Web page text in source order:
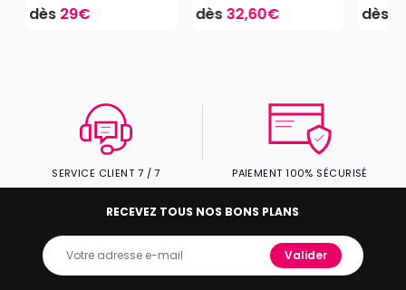
dès 29€ dès32,60€ dès
SERVICE CLIENT 7 / 7 PAIEMENT 100% SÉCURISÉ
RECEVEZ TOUS NOS BONS PLANS
Valider